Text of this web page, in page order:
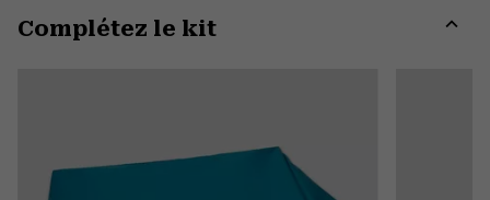
Complétez le kit